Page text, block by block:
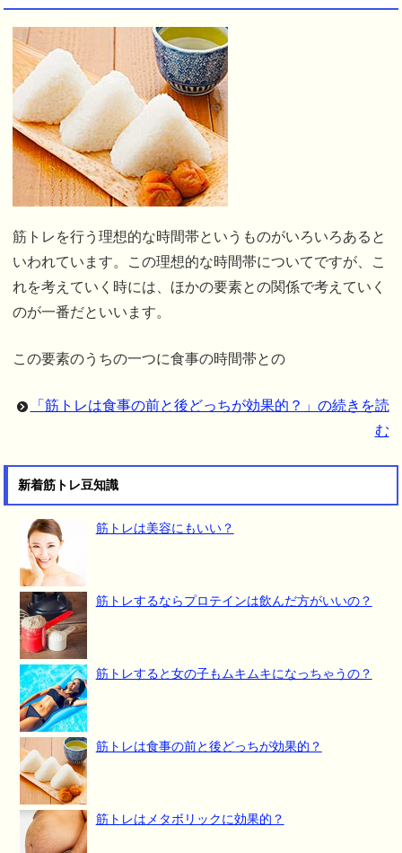
筋トレを行う理想的な時間帯というものがいろいろあると
いわれています。この理想的な時間帯についてですが、こ
れを考えていく時には、ほかの要素との関係で考えていく
のが一番だといいます。
この要素のうちの一つに食事の時間帯との
「筋トレは食事の前と後どっちが効果的？」の続きを読
む
新着筋トレ豆知識
筋トレは美容にもいい？
筋トレするならプロテインは飲んだ方がいいの？
筋トレすると女の子もムキムキになっちゃうの？
筋トレは食事の前と後どっちが効果的？
筋トレはメタボリックに効果的？